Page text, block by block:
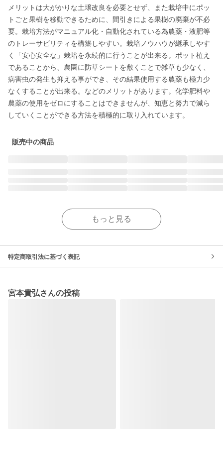
メリットは大がかりな土壌改良を必要とせず、また栽培中にポッ
トごと果樹を移動できるために、間引きによる果樹の廃棄が不必
要。栽培方法がマニュアル化・自動化されている為農薬・液肥等
のトレーサビリティを構築しやすい。栽培ノウハウが継承しやす
く「安心安全な」栽培を永続的に行うことが出来る。ポット植え
であることから、農園に防草シートを敷くことで雑草も少なく、
病害虫の発生も抑える事ができ、その結果使用する農薬も極力少
なくすることが出来る。などのメリットがあります。化学肥料や
農薬の使用をゼロにすることはできませんが、知恵と努力で減ら
していくことができる方法を積極的に取り入れています。
販売中の商品
もっと見る
特定商取引法に基づく表記
宮本貴弘さんの投稿